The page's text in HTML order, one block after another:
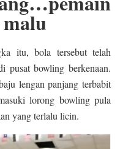
itu, bola tersebut telah
pusat bowling berkenaan.
lengan panjang terbabit
lorong bowling pula
yang terlalu licin.